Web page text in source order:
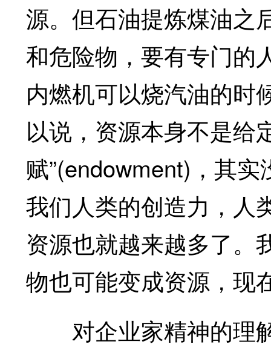
源。但石油提炼煤油之
和危险物，要有专门的
内燃机可以烧汽油的时
以说，资源本身不是给
赋”(endowment)，其
我们人类的创造力，人
资源也就越来越多了。
物也可能变成资源，现
对企业家精神的理